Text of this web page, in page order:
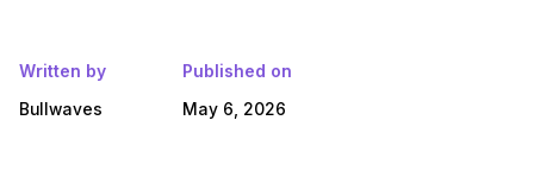
Written by
Bullwaves
Published on
May 6, 2026